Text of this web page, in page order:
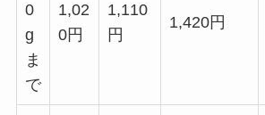
0
g
ま
で
1,02
0円
1,110
円
1,420円